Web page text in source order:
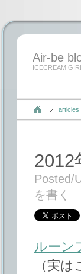
Air-be
ICECREAM GIRL
articles
2012
Posted/
を書く
ルーン
（実